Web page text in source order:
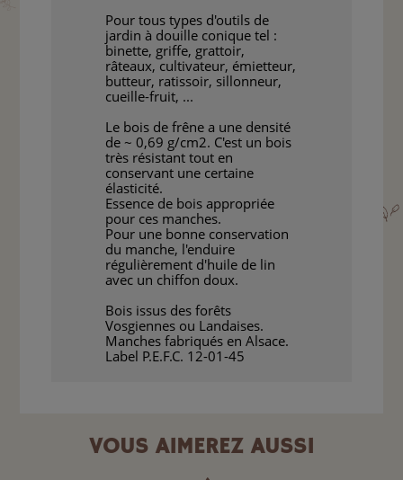
Pour tous types d'outils de
jardin à douille conique tel :
binette, griffe, grattoir,
râteaux, cultivateur, émietteur,
butteur, ratissoir, sillonneur,
cueille-fruit, ...
Le bois de frêne a une densité
de ~ 0,69 g/cm2. C'est un bois
très résistant tout en
conservant une certaine
élasticité.
Essence de bois appropriée
pour ces manches.
Pour une bonne conservation
du manche, l'enduire
régulièrement d'huile de lin
avec un chiffon doux.
Bois issus des forêts
Vosgiennes ou Landaises.
Manches fabriqués en Alsace.
Label P.E.F.C. 12-01-45
VOUS AIMEREZ AUSSI